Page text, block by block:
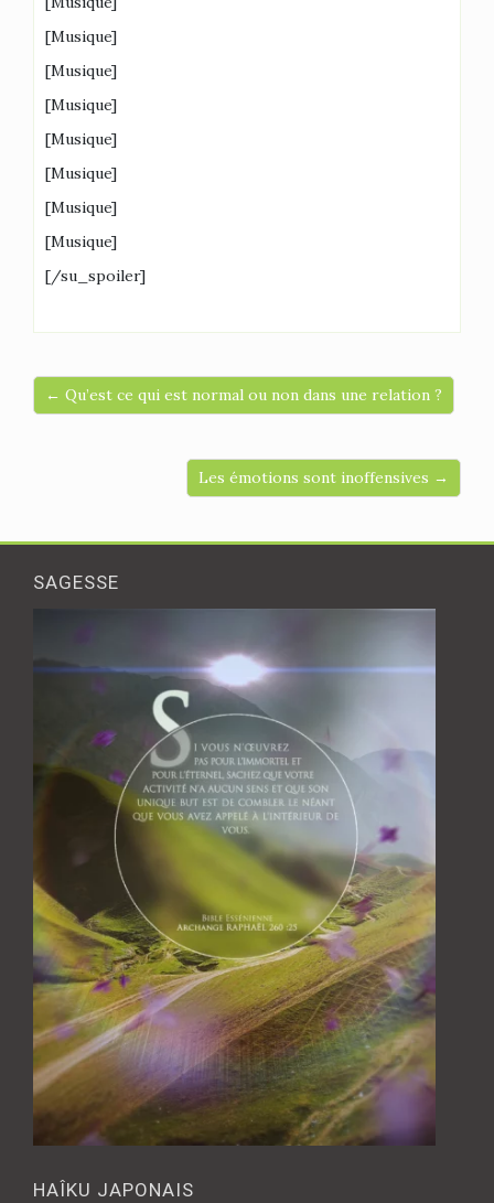
[Musique]
[Musique]
[Musique]
[Musique]
[Musique]
[Musique]
[Musique]
[/su_spoiler]
← Qu’est ce qui est normal ou non dans une relation ?
Les émotions sont inoffensives →
SAGESSE
HAÎKU JAPONAIS